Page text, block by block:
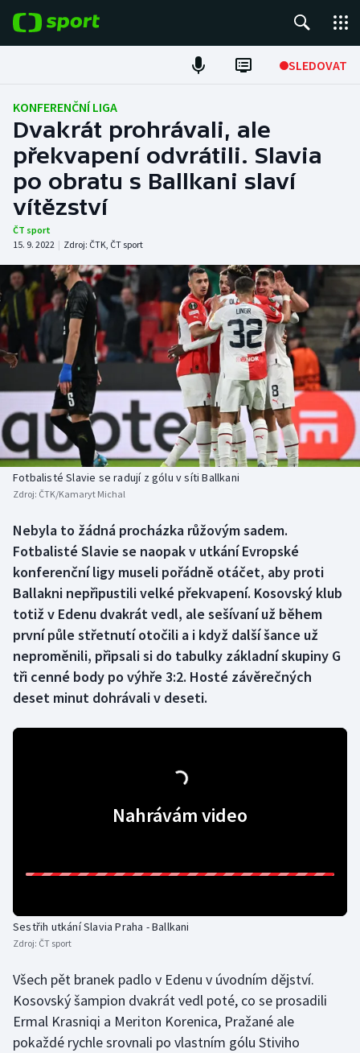
SLEDOVAT
Fotbal
Hokej
Tenis
Atletika
DALŠÍ SPORTY
Americký fotbal
Baseball a softbal
Basketbal
Biatlon
Boby a skeleton
Box
Curling
Dostihy
Florbal
Futsal
Judo
Krasobruslení
Lezení
Lyže a snowboard
Moderní pětiboj
NEPŘEHLÉDNĚTE
Soutěže
Historické návraty
Aplikace ČT sport
AZ kvíz
KONFERENČNÍ LIGA
Dvakrát prohrávali, ale
překvapení odvrátili. Slavia
po obratu s Ballkani slaví
vítězství
ČT sport
15. 9. 2022 | Zdroj: ČTK, ČT sport
Fotbalisté Slavie se radují z gólu v síti Ballkani
Zdroj: ČTK/Kamaryt Michal
Nebyla to žádná procházka růžovým sadem.
Fotbalisté Slavie se naopak v utkání Evropské
konferenční ligy museli pořádně otáčet, aby proti
Ballakni nepřipustili velké překvapení. Kosovský klub
totiž v Edenu dvakrát vedl, ale sešívaní už během
první půle střetnutí otočili a i když další šance už
neproměnili, připsali si do tabulky základní skupiny G
tři cenné body po výhře 3:2. Hosté závěrečných
deset minut dohrávali v deseti.
Nahrávám video
Sestřih utkání Slavia Praha - Ballkani
Zdroj: ČT sport
Všech pět branek padlo v Edenu v úvodním dějství.
Kosovský šampion dvakrát vedl poté, co se prosadili
Ermal Krasniqi a Meriton Korenica, Pražané ale
pokaždé rychle srovnali po vlastním gólu Stiviho